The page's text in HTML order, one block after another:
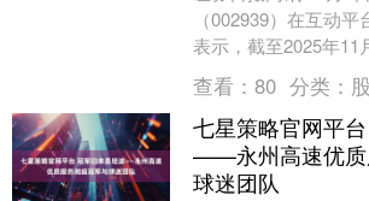
（002939）在互动
表示，截至2025年11
人数为129182户。....
查看： 80 分类：
七星策略官网平
——永州高速优质
球迷团队